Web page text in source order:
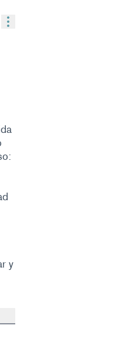
Controles de recursos
y